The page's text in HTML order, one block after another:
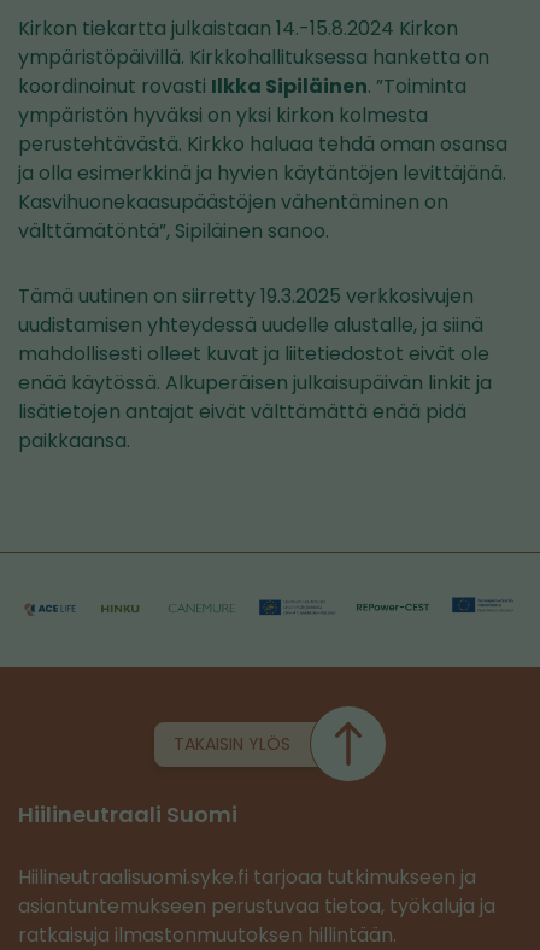
Kirkon tiekartta julkaistaan 14.-15.8.2024 Kirkon
ympäristöpäivillä. Kirkkohallituksessa hanketta on
koordinoinut rovasti Ilkka Sipiläinen. ”Toiminta
ympäristön hyväksi on yksi kirkon kolmesta
perustehtävästä. Kirkko haluaa tehdä oman osansa
ja olla esimerkkinä ja hyvien käytäntöjen levittäjänä.
Kasvihuonekaasupäästöjen vähentäminen on
välttämätöntä”, Sipiläinen sanoo.
Tämä uutinen on siirretty 19.3.2025 verkkosivujen
uudistamisen yhteydessä uudelle alustalle, ja siinä
mahdollisesti olleet kuvat ja liitetiedostot eivät ole
enää käytössä. Alkuperäisen julkaisupäivän linkit ja
lisätietojen antajat eivät välttämättä enää pidä
paikkaansa.
TAKAISIN YLÖS
Hiilineutraali Suomi
Hiilineutraalisuomi.syke.fi tarjoaa tutkimukseen ja
asiantuntemukseen perustuvaa tietoa, työkaluja ja
ratkaisuja ilmastonmuutoksen hillintään.